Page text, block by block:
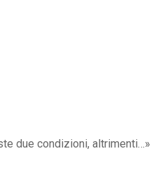
due condizioni, altrimenti…»